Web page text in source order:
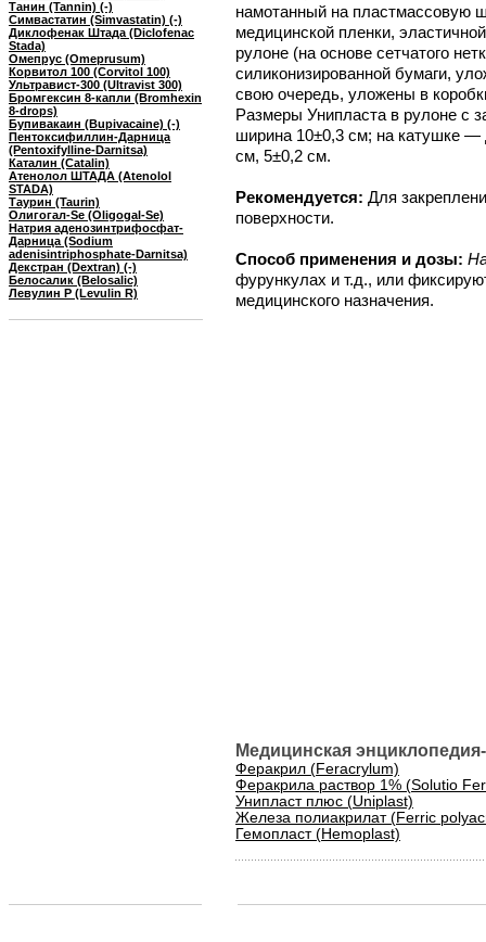
Танин (Tannin) (-)
Симвастатин (Simvastatin) (-)
Диклофенак Штада (Diclofenac
Stada)
Омепрус (Omeprusum)
Корвитол 100 (Corvitol 100)
Ультравист-300 (Ultravist 300)
Бромгексин 8-капли (Bromhexin
8-drops)
Бупивакаин (Bupivacaine) (-)
Пентоксифиллин-Дарница
(Pentoxifylline-Darnitsa)
Каталин (Catalin)
Атенолол ШТАДА (Atenolol
STADA)
Таурин (Taurin)
Олигогал-Se (Oligogal-Se)
Натрия аденозинтрифосфат-
Дарница (Sodium
adenisintriphosphate-Darnitsa)
Декстран (Dextran) (-)
Белосалик (Belosalic)
Левулин Р (Levulin R)
намотанный на пластмассовую
медицинской пленки,
рулоне (на основе сетчатого
силиконизированной бумаги,
свою очередь, уложены в
Размеры Унипласта в рулоне с
ширина 10±0,3 см; на катушке —
см, 5±0,2 см.
Рекомендуется: Для
поверхности.
Способ применения и дозы:
фурункулах и т.д., или
медицинского назначения.
Медицинская
Феракрил (Feracrylum)
Феракрила раствор 1% (Solutio
Унипласт плюс (Uniplast)
Железа полиакрилат (Ferric
Гемопласт (Hemoplast)